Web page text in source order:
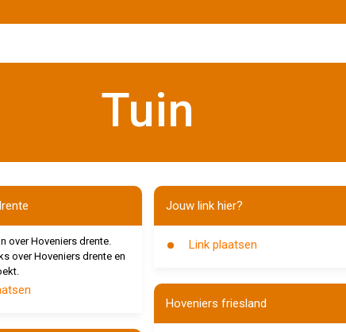
Tuin
over Hoveniers drente.
over Hoveniers drente en
Jouw link hier?
Link plaatsen
Hoveniers friesland